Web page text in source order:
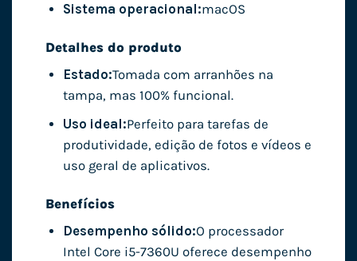
Sistema operacional:macOS
Detalhes do produto
Estado:Tomada com arranhões na
tampa, mas 100% funcional.
Uso ideal:Perfeito para tarefas de
produtividade, edição de fotos e vídeos e
uso geral de aplicativos.
Benefícios
Desempenho sólido:O processador
Intel Core i5-7360U oferece desempenho